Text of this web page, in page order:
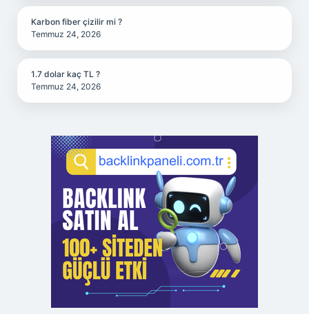
Karbon fiber çizilir mi ?
Temmuz 24, 2026
1.7 dolar kaç TL ?
Temmuz 24, 2026